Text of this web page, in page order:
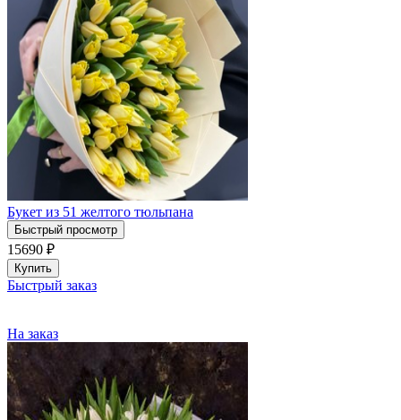
Букет из 51 желтого тюльпана
Быстрый просмотр
15690 ₽
Купить
Быстрый заказ
На заказ